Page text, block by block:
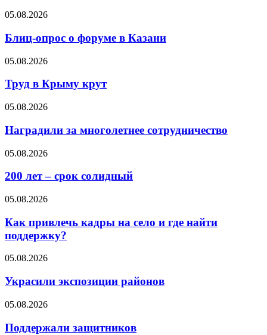
05.08.2026
Блиц-опрос о форуме в Казани
05.08.2026
Труд в Крыму крут
05.08.2026
Наградили за многолетнее сотрудничество
05.08.2026
200 лет – срок солидный
05.08.2026
Как привлечь кадры на село и где найти
поддержку?
05.08.2026
Украсили экспозиции районов
05.08.2026
Поддержали защитников